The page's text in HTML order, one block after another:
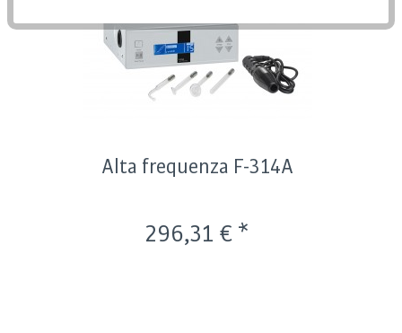
Popolarità
Prezzo più basso
Descrizione dell'articolo
Alta frequenza F-314A
296,31 € *